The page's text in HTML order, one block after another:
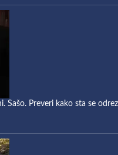
Sašo. Preveri kako sta se